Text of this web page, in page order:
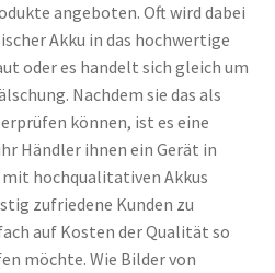
angeboten. Oft wird dabei
Akku in das hochwertige
oder es handelt sich gleich um
Nachdem sie das als
können, ist es eine
Händler ihnen ein Gerät in
hochqualitativen Akkus
zufriedene Kunden zu
auf Kosten der Qualität so
möchte. Wie Bilder von